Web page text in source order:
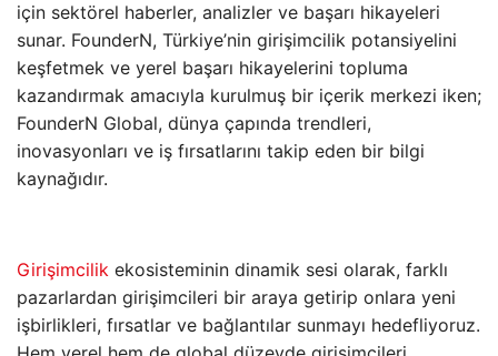
için sektörel haberler, analizler ve başarı hikayeleri
sunar. FounderN, Türkiye’nin girişimcilik potansiyelini
keşfetmek ve yerel başarı hikayelerini topluma
kazandırmak amacıyla kurulmuş bir içerik merkezi iken;
FounderN Global, dünya çapında trendleri,
inovasyonları ve iş fırsatlarını takip eden bir bilgi
kaynağıdır.
Girişimcilik ekosisteminin dinamik sesi olarak, farklı
pazarlardan girişimcileri bir araya getirip onlara yeni
işbirlikleri, fırsatlar ve bağlantılar sunmayı hedefliyoruz.